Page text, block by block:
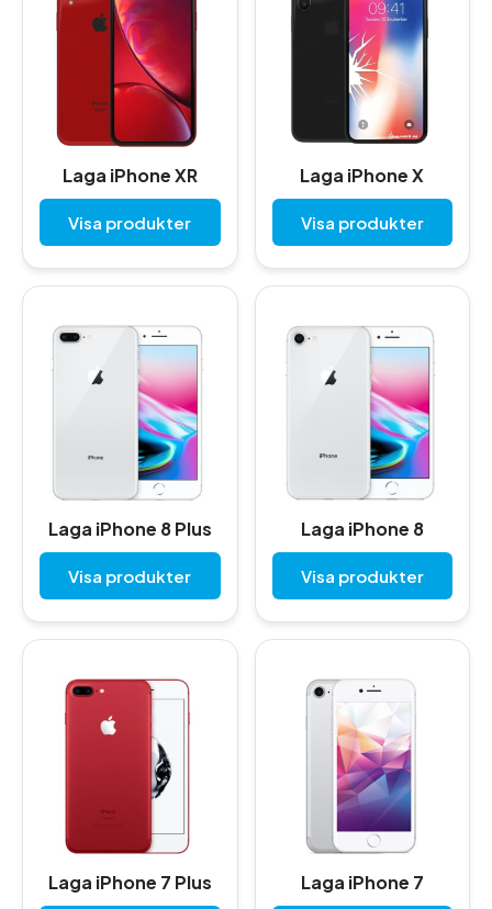
Laga iPhone XR
Visa produkter
Laga iPhone X
Visa produkter
Laga iPhone 8 Plus
Visa produkter
Laga iPhone 8
Visa produkter
Laga iPhone 7 Plus Laga iPhone 7